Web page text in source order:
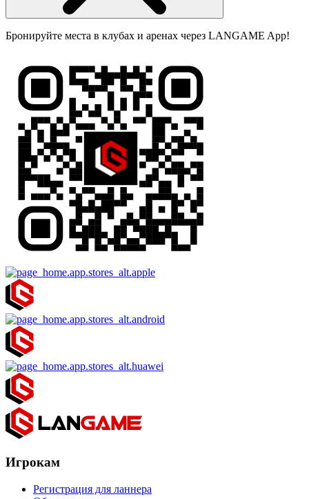
Бронируйте места в клубах и аренах через LANGAME App!
Игрокам
Регистрация для ланнера